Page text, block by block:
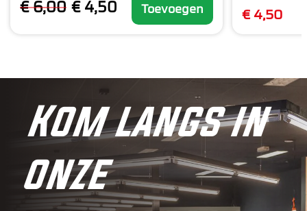
€ 4,50
€ 6,00 Toevoegen € 4,50
Kom langs in
onze